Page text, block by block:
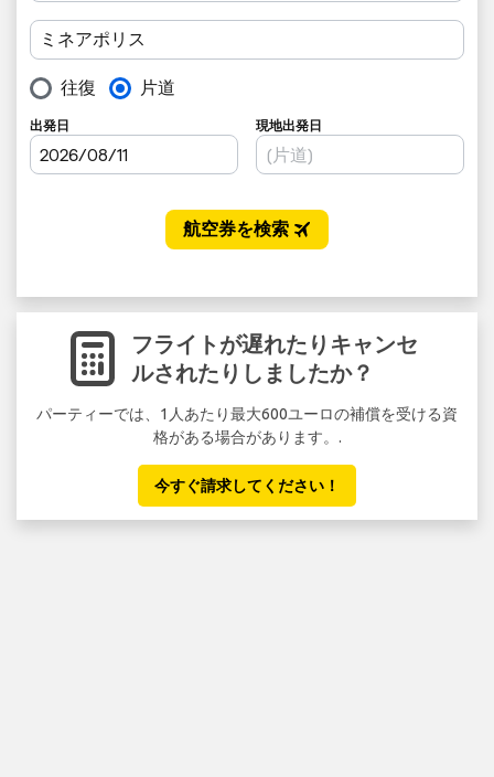
フライトが遅れたりキャンセ
ルされたりしましたか？
パーティーでは、1人あたり最大600ユーロの補償を受ける資
格がある場合があります。.
今すぐ請求してください！